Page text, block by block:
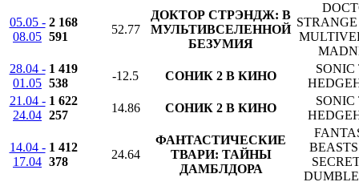
05.05 -
08.05
2 168
591
52.77
ДОКТОР СТРЭНДЖ: В
МУЛЬТИВСЕЛЕННОЙ
БЕЗУМИЯ
28.04 -
01.05
1 419
538
-12.5 СОНИК 2 В КИНО
SONIC
21.04 -
24.04
1 622
257
14.86 СОНИК 2 В КИНО
SONIC
14.04 -
17.04
1 412
378
24.64
ФАНТАСТИЧЕСКИЕ
ТВАРИ: ТАЙНЫ
ДАМБЛДОРА